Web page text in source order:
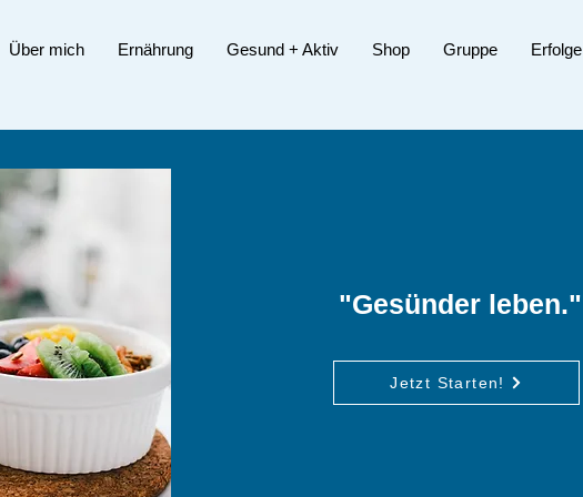
Über mich Ernährung Gesund + Aktiv Shop Gruppe Erfolge
"Gesünder leben."
Jetzt Starten!
Jetzt Starten!